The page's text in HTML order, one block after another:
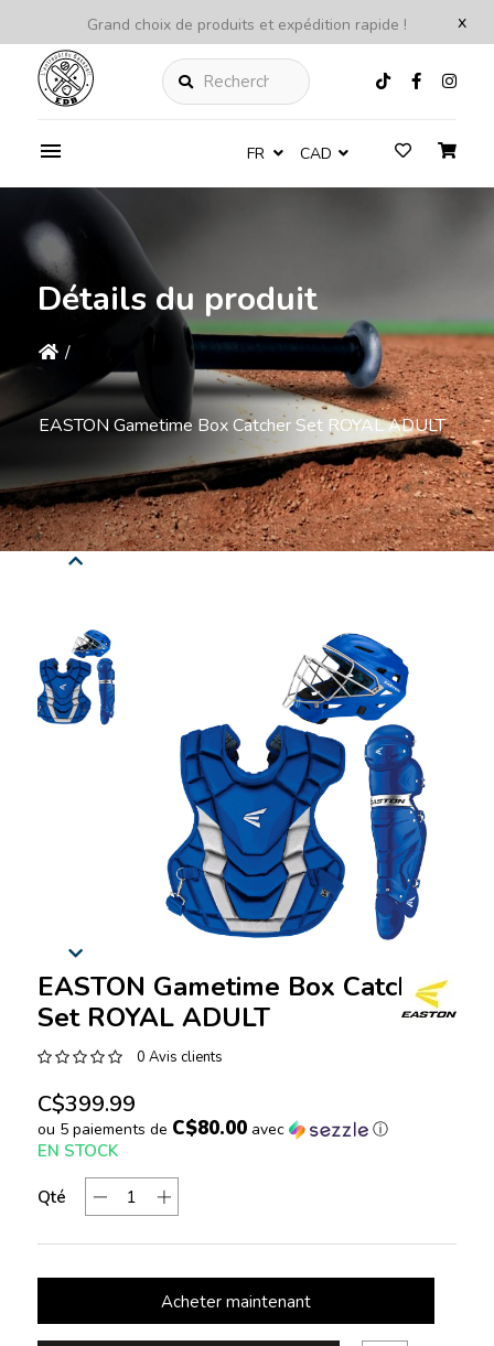
x
Grand choix de produits et expédition rapide !
Rechercher
FR CAD
Détails du produit
/
EASTON Gametime Box Catcher Set ROYAL ADULT
EASTON Gametime Box Catcher
Set ROYAL ADULT
0 Avis clients
C$399.99
ou 5 paiements de C$80.00avec ⓘ
EN STOCK
Qté
Acheter maintenant